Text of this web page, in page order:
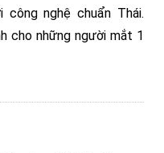
nghệ chuẩn Thái.
cho những người mắt 1